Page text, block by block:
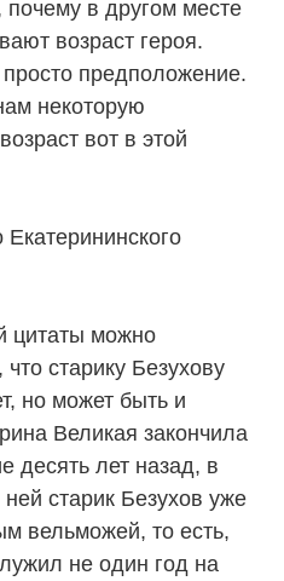
в другом месте
возраст героя.
предположение.
некоторую
вот в этой
Екатерининского
цитаты можно
старику Безухову
но может быть и
Великая закончила
десять лет назад, в
старик Безухов уже
вельможей, то есть,
не один год на